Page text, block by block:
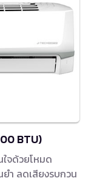
BTU)
ใจด้วยโหมด
ำ ลดเสียงรบกวน